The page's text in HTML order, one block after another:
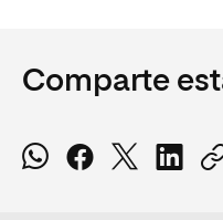
Comparte